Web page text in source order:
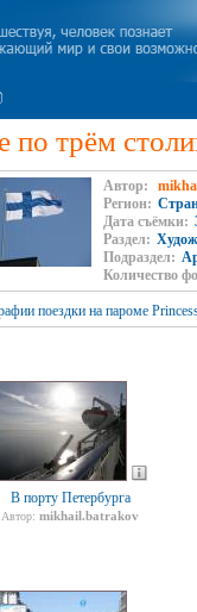
по трём
Автор:
Регион:
Дата съёмки:
Раздел:
Подраздел:
Количество
поездки на пароме
В порту Петербурга
Автор: mikhail.batrakov